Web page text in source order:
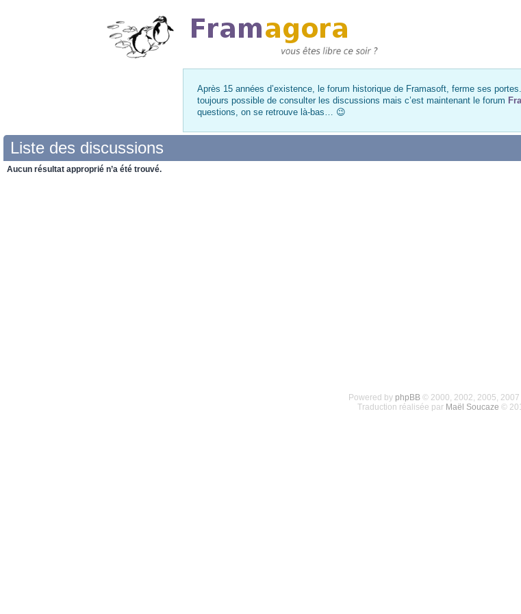
Après 15 années d’existence, le forum historique de Framasoft, ferme ses
toujours possible de consulter les discussions mais c’est maintenant le forum
questions, on se retrouve là-bas… 😉
Liste des discussions
Aucun résultat approprié n’a été trouvé.
Powered by phpBB© 2000, 2002, 2005, 2007
Traduction réalisée par Maël Soucaze ©